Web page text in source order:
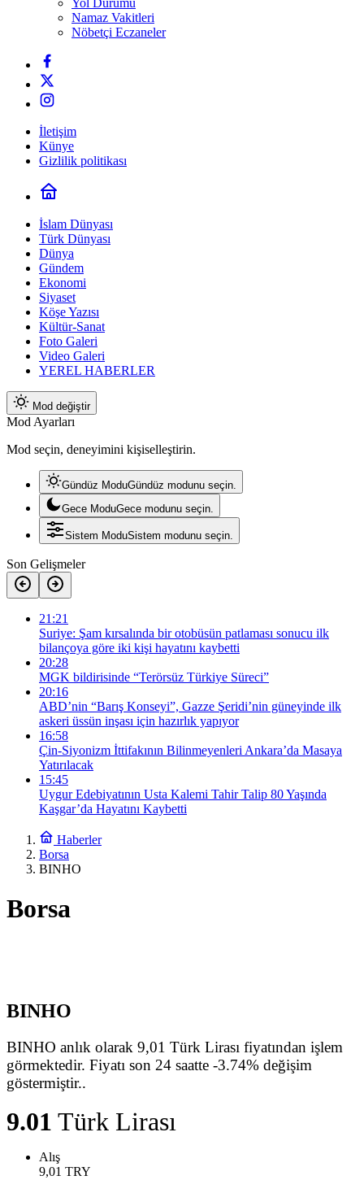
Yol Durumu
Namaz Vakitleri
Nöbetçi Eczaneler
İletişim
Künye
Gizlilik politikası
İslam Dünyası
Türk Dünyası
Dünya
Gündem
Ekonomi
Siyaset
Köşe Yazısı
Kültür-Sanat
Foto Galeri
Video Galeri
YEREL HABERLER
Mod değiştir
Mod Ayarları
Mod seçin, deneyimini kişiselleştirin.
Gündüz ModuGündüz modunu seçin.
Gece ModuGece modunu seçin.
Sistem ModuSistem modunu seçin.
Son Gelişmeler
21:21
Suriye: Şam kırsalında bir otobüsün patlaması sonucu ilk
bilançoya göre iki kişi hayatını kaybetti
20:28
MGK bildirisinde “Terörsüz Türkiye Süreci”
20:16
ABD’nin “Barış Konseyi”, Gazze Şeridi’nin güneyinde ilk
askeri üssün inşası için hazırlık yapıyor
16:58
Çin-Siyonizm İttifakının Bilinmeyenleri Ankara’da Masaya
Yatırılacak
15:45
Uygur Edebiyatının Usta Kalemi Tahir Talip 80 Yaşında
Kaşgar’da Hayatını Kaybetti
Haberler
Borsa
BINHO
Borsa
BINHO
BINHO anlık olarak 9,01 Türk Lirası fiyatından işlem
görmektedir. Fiyatı son 24 saatte -3.74% değişim
göstermiştir..
9.01 Türk Lirası
Alış
9,01 TRY